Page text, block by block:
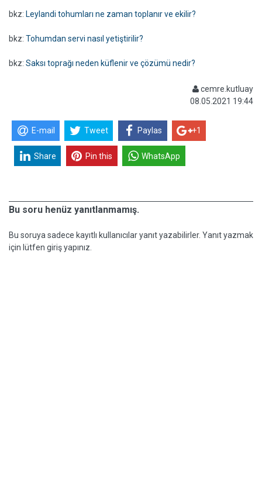
bkz: Leylandi tohumları ne zaman toplanır ve ekilir?
bkz: Tohumdan servi nasıl yetiştirilir?
bkz: Saksı toprağı neden küflenir ve çözümü nedir?
cemre.kutluay
08.05.2021 19:44
E-mail Tweet Paylas +1
Share Pin this WhatsApp
Bu soru henüz yanıtlanmamış.
Bu soruya sadece kayıtlı kullanıcılar yanıt yazabilirler. Yanıt yazmak
için lütfen giriş yapınız.